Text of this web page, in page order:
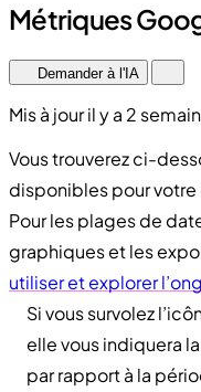
Métriques
Demander à l'IA
Mis à jour il y a 2
Vous trouverez ci-
disponibles pour
Pour les plages de
graphiques et les
utiliser et explorer
Si vous survolez
elle vous indiquera
par rapport à la